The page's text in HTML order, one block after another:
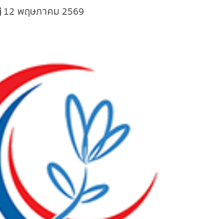
12 พฤษภาคม 2569